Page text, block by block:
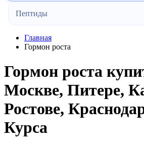
Пептиды
Главная
Гормон роста
Гормон роста
Москве, Питере,
Ростове,
Курса